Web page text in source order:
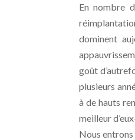
En nombre
dominent
goût
plusieurs
à de hauts
meilleur
Nous entrons